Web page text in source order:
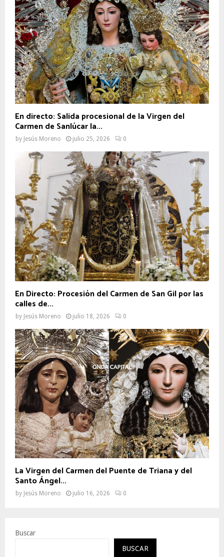
En directo: Salida procesional de la Virgen del
Carmen de Sanlúcar la...
by Jesús Moreno julio 25, 2026 0
En Directo: Procesión del Carmen de San Gil por las
calles de...
by Jesús Moreno julio 18, 2026 0
La Virgen del Carmen del Puente de Triana y del
Santo Ángel...
by Jesús Moreno julio 16, 2026 0
Buscar
BUSCAR